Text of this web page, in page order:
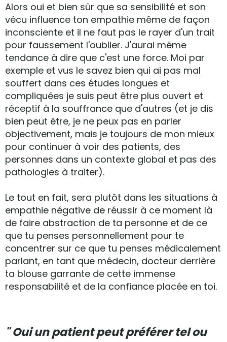
Alors oui et bien sûr que sa sensibilité et son
vécu influence ton empathie même de façon
inconsciente et il ne faut pas le rayer d'un trait
pour faussement l'oublier. J'aurai même
tendance à dire que c'est une force. Moi par
exemple et vus le savez bien qui ai pas mal
souffert dans ces études longues et
compliquées je suis peut être plus ouvert et
réceptif à la souffrance que d'autres (et je dis
bien peut être, je ne peux pas en parler
objectivement, mais je toujours de mon mieux
pour continuer à voir des patients, des
personnes dans un contexte global et pas des
pathologies à traiter).
Le tout en fait, sera plutôt dans les situations à
empathie négative de réussir à ce moment là
de faire abstraction de ta personne et de ce
que tu penses personnellement pour te
concentrer sur ce que tu penses médicalement
parlant, en tant que médecin, docteur derrière
ta blouse garrante de cette immense
responsabilité et de la confiance placée en toi.
" Oui un patient peut préférer tel ou